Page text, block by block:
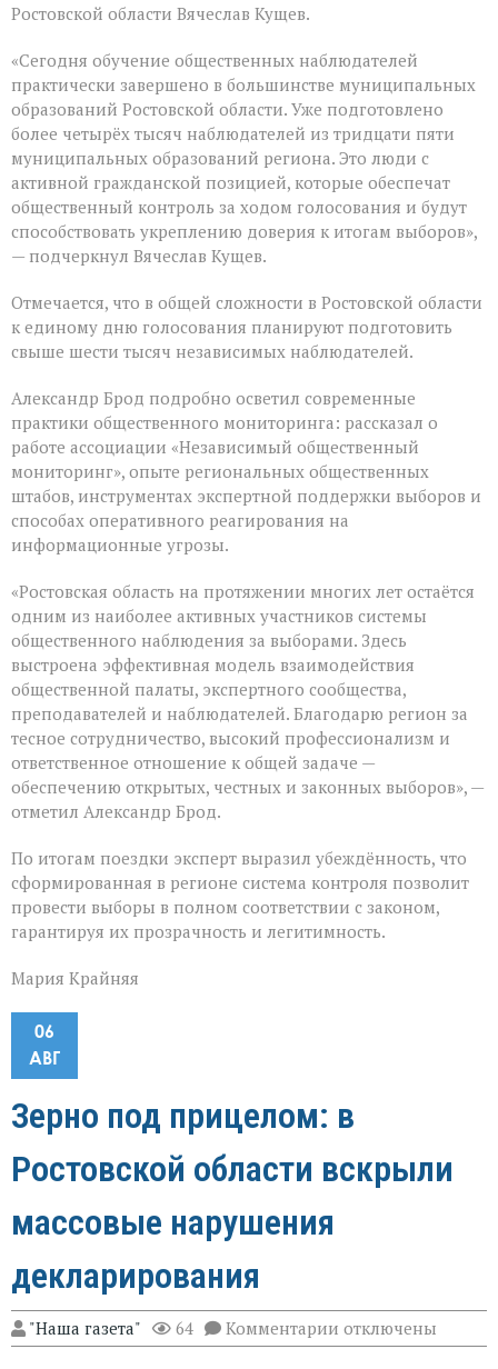
Ростовской области Вячеслав Кущев.
«Сегодня обучение общественных наблюдателей
практически завершено в большинстве муниципальных
образований Ростовской области. Уже подготовлено
более четырёх тысяч наблюдателей из тридцати пяти
муниципальных образований региона. Это люди с
активной гражданской позицией, которые обеспечат
общественный контроль за ходом голосования и будут
способствовать укреплению доверия к итогам выборов»,
— подчеркнул Вячеслав Кущев.
Отмечается, что в общей сложности в Ростовской области
к единому дню голосования планируют подготовить
свыше шести тысяч независимых наблюдателей.
Александр Брод подробно осветил современные
практики общественного мониторинга: рассказал о
работе ассоциации «Независимый общественный
мониторинг», опыте региональных общественных
штабов, инструментах экспертной поддержки выборов и
способах оперативного реагирования на
информационные угрозы.
«Ростовская область на протяжении многих лет остаётся
одним из наиболее активных участников системы
общественного наблюдения за выборами. Здесь
выстроена эффективная модель взаимодействия
общественной палаты, экспертного сообщества,
преподавателей и наблюдателей. Благодарю регион за
тесное сотрудничество, высокий профессионализм и
ответственное отношение к общей задаче —
обеспечению открытых, честных и законных выборов», —
отметил Александр Брод.
По итогам поездки эксперт выразил убеждённость, что
сформированная в регионе система контроля позволит
провести выборы в полном соответствии с законом,
гарантируя их прозрачность и легитимность.
Мария Крайняя
06
АВГ
Зерно под прицелом: в
Ростовской области вскрыли
массовые нарушения
декларирования
"Наша газета" 64 Комментарии к
записи
отключены